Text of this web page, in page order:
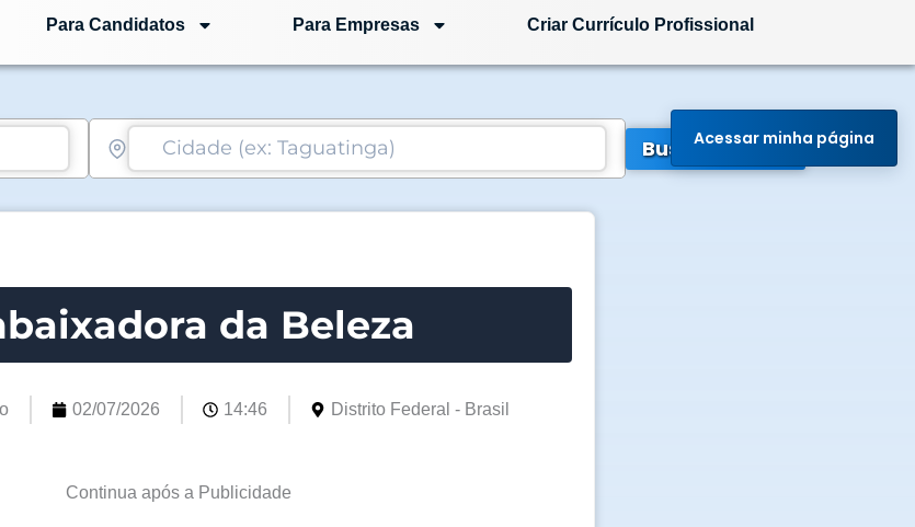
Para Candidatos Para Empresas Criar Currículo Profissional
Buscar Vagas
da Beleza
02/07/2026 14:46 Distrito Federal - Brasil
Continua após a Publicidade
Acessar minha página